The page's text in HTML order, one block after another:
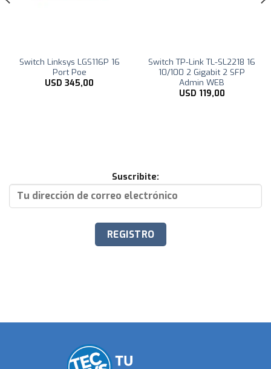
Switch Linksys LGS116P 16
Port Poe
USD 345,00
Switch TP-Link TL-SL2218 16
10/100 2 Gigabit 2 SFP
Admin WEB
USD 119,00
Suscribite: